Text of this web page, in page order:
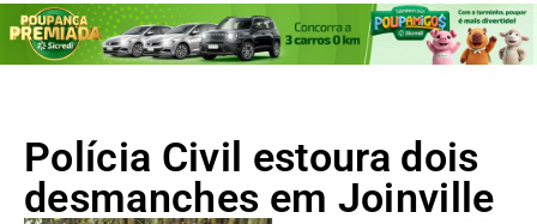
Polícia Civil estoura dois
desmanches em Joinville